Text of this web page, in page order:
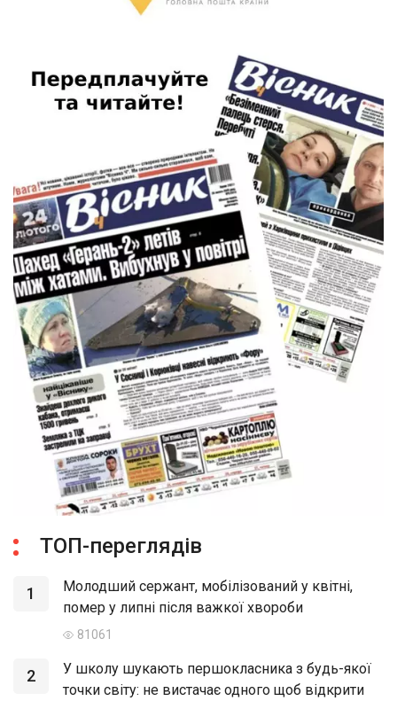
ТОП-переглядів
1
Молодший сержант, мобілізований у квітні,
помер у липні після важкої хвороби
81061
2
У школу шукають першокласника з будь-якої
точки світу: не вистачає одного щоб відкрити